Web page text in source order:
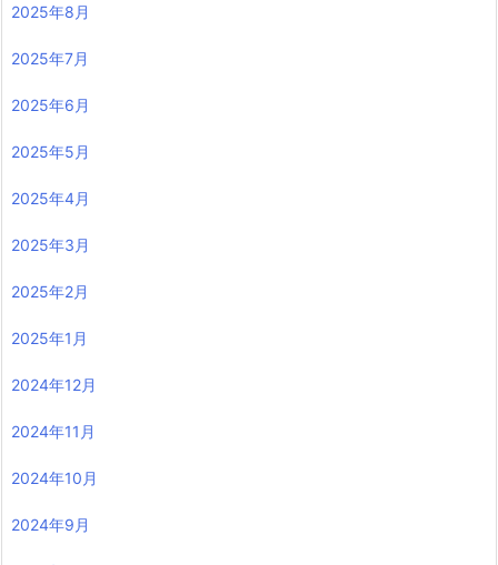
2025年8月
2025年7月
2025年6月
2025年5月
2025年4月
2025年3月
2025年2月
2025年1月
2024年12月
2024年11月
2024年10月
2024年9月